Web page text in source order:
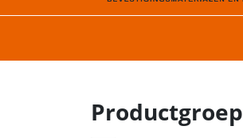
Productgroep